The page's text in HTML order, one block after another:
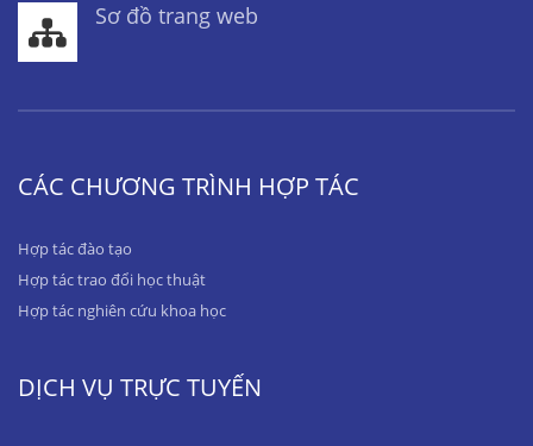
Sơ đồ trang web
CÁC CHƯƠNG TRÌNH HỢP TÁC
Hợp tác đào tạo
Hợp tác trao đổi học thuật
Hợp tác nghiên cứu khoa học
DỊCH VỤ TRỰC TUYẾN